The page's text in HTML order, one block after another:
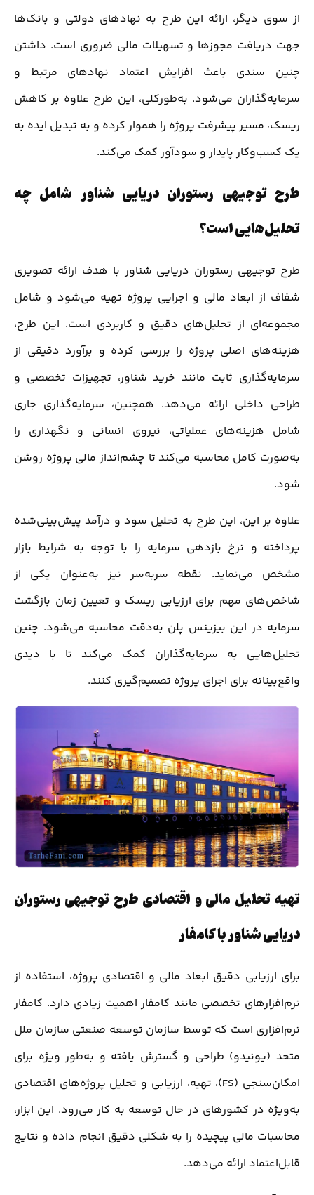
از سوی دیگر، ارائه این طرح به نهادهای دولتی و بانک‌ها
جهت دریافت مجوزها و تسهیلات مالی ضروری است. داشتن
چنین سندی باعث افزایش اعتماد نهادهای مرتبط و
سرمایه‌گذاران می‌شود. به‌طورکلی، این طرح علاوه بر کاهش
ریسک، مسیر پیشرفت پروژه را هموار کرده و به تبدیل ایده به
یک کسب‌وکار پایدار و سودآور کمک می‌کند.
طرح توجیهی رستوران دریایی شناور شامل چه
تحلیل‌هایی است؟
طرح توجیهی رستوران دریایی شناور با هدف ارائه تصویری
شفاف از ابعاد مالی و اجرایی پروژه تهیه می‌شود و شامل
مجموعه‌ای از تحلیل‌های دقیق و کاربردی است. این طرح،
هزینه‌های اصلی پروژه را بررسی کرده و برآورد دقیقی از
سرمایه‌گذاری ثابت مانند خرید شناور، تجهیزات تخصصی و
طراحی داخلی ارائه می‌دهد. همچنین، سرمایه‌گذاری جاری
شامل هزینه‌های عملیاتی، نیروی انسانی و نگهداری را
به‌صورت کامل محاسبه می‌کند تا چشم‌انداز مالی پروژه روشن
شود.
علاوه بر این، این طرح به تحلیل سود و درآمد پیش‌بینی‌شده
پرداخته و نرخ بازدهی سرمایه را با توجه به شرایط بازار
مشخص می‌نماید. نقطه سربه‌سر نیز به‌عنوان یکی از
شاخص‌های مهم برای ارزیابی ریسک و تعیین زمان بازگشت
سرمایه در این بیزینس پلن به‌دقت محاسبه می‌شود. چنین
تحلیل‌هایی به سرمایه‌گذاران کمک می‌کند تا با دیدی
واقع‌بینانه برای اجرای پروژه تصمیم‌گیری کنند.
تهیه تحلیل مالی و اقتصادی طرح توجیهی رستوران
دریایی شناور با کامفار
برای ارزیابی دقیق ابعاد مالی و اقتصادی پروژه، استفاده از
نرم‌افزارهای تخصصی مانند کامفار اهمیت زیادی دارد. کامفار
نرم‌افزاری است که توسط سازمان توسعه صنعتی سازمان ملل
متحد (یونیدو) طراحی و گسترش یافته و به‌طور ویژه برای
امکان‌سنجی (FS)، تهیه، ارزیابی و تحلیل پروژه‌های اقتصادی
به‌ویژه در کشورهای در حال توسعه به کار می‌رود. این ابزار،
محاسبات مالی پیچیده را به شکلی دقیق انجام داده و نتایج
قابل‌اعتماد ارائه می‌دهد.